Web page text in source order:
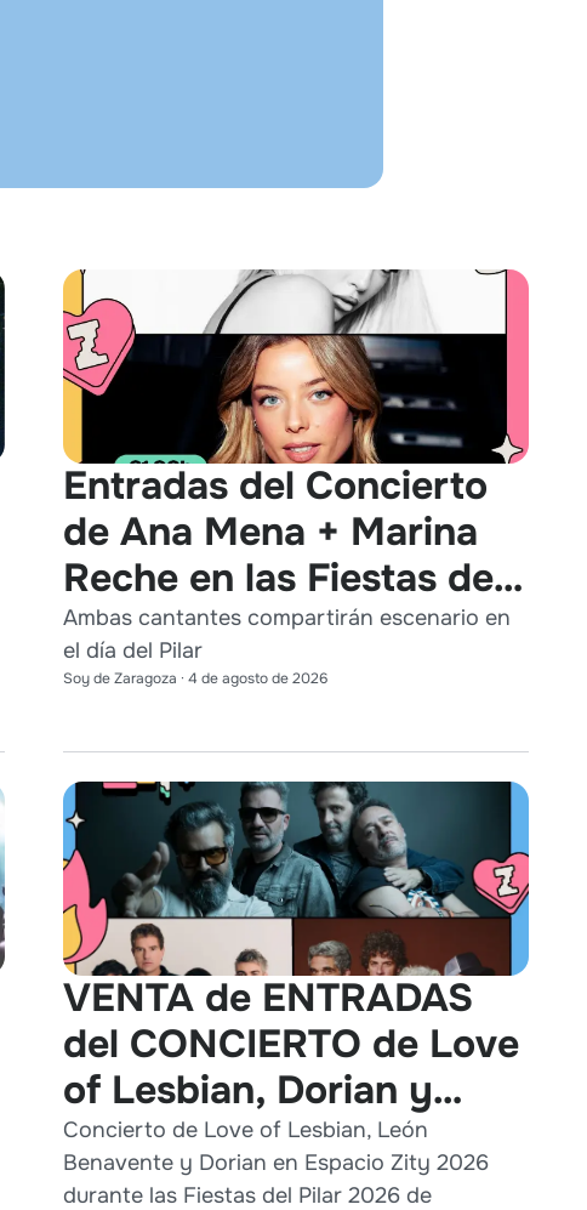
Entradas del Concierto
de Ana Mena + Marina
Reche en las Fiestas del
Pilar 2026
Ambas cantantes compartirán escenario en
el día del Pilar
Soy de Zaragoza · 4 de agosto de 2026
VENTA de ENTRADAS
del CONCIERTO de Love
of Lesbian, Dorian y
León Benavente en
Zaragoza 2026
Concierto de Love of Lesbian, León
Benavente y Dorian en Espacio Zity 2026
durante las Fiestas del Pilar 2026 de